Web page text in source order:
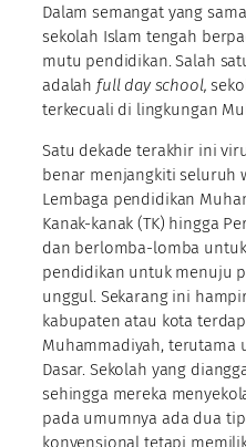
Dalam semangat yang
sekolah Islam tengah
mutu pendidikan. Salah
adalah full day school,
terkecuali di lingkungan
Satu dekade terakhir ini
benar menjangkiti seluruh
Lembaga pendidikan
Kanak-kanak (TK) hingga
dan berlomba-lomba
pendidikan untuk menuju
unggul. Sekarang ini
kabupaten atau kota
Muhammadiyah, terutama
Dasar. Sekolah yang
sehingga mereka
pada umumnya ada dua
konvensional tetapi